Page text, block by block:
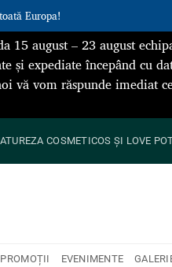
Europa!
august – 23 august
și expediate începând cu
vă vom răspunde imediat
COSMETICOS ȘI LOVE
PROMOȚII EVENIMENTE